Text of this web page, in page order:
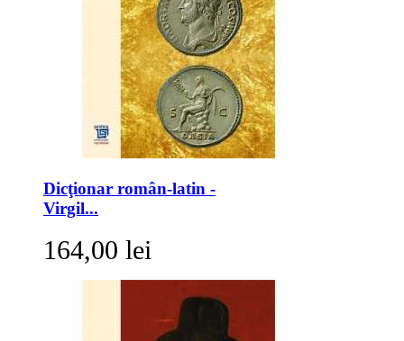
Dicţionar român-latin -
Virgil...
164,00 lei